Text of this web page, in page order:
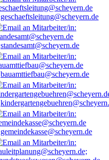
geschaeftsleitung@scheyern.de
standesamt@scheyern.de
bauamttiefbau@scheyern.de
gemeindekasse@scheyern.de